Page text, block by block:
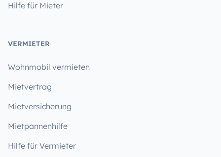
Hilfe für Mieter
VERMIETER
Wohnmobil vermieten
Mietvertrag
Mietversicherung
Mietpannenhilfe
Hilfe für Vermieter